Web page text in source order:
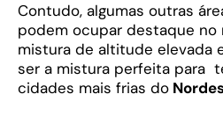
Contudo, algumas outras
podem ocupar destaque no
mistura de altitude elevada
ser a mistura perfeita para
cidades mais frias do